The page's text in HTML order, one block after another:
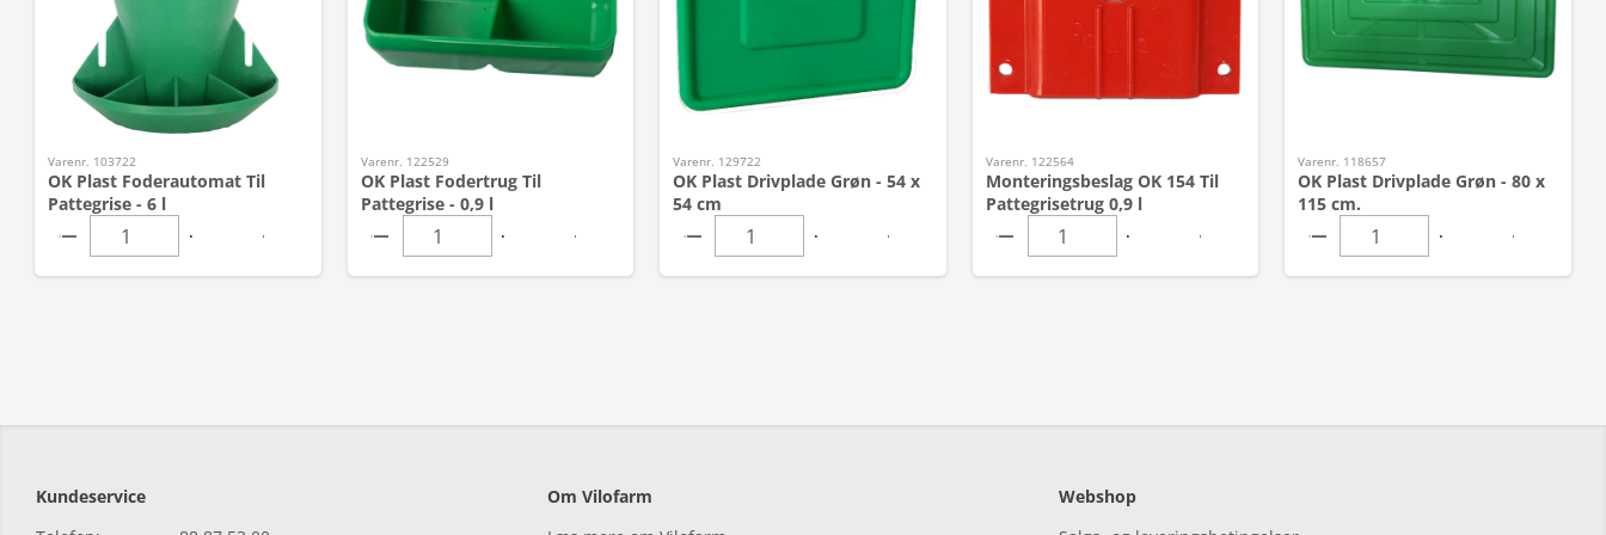
Varenr. 103722
OK Plast Foderautomat Til
Pattegrise - 6 l
Varenr. 122529
OK Plast Fodertrug Til
Pattegrise - 0,9 l
Varenr. 129722
OK Plast Drivplade Grøn - 54 x
54 cm
Varenr. 122564
Monteringsbeslag OK 154 Til
Pattegrisetrug 0,9 l
Varenr. 118657
OK Plast Drivplade Grøn - 80 x
115 cm.
Kundeservice
Om Vilofarm
Webshop